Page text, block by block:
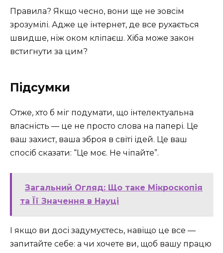
Правила? Якщо чесно, вони ще не зовсім
зрозумілі. Адже це інтернет, де все рухається
швидше, ніж оком кліпаєш. Хіба може закон
встигнути за цим?
Підсумки
Отже, хто б міг подумати, що інтелектуальна
власність — це не просто слова на папері. Це
ваш захист, ваша зброя в світі ідей. Це ваш
спосіб сказати: “Це моє. Не чіпайте”.
Загальний Огляд: Що таке Мікроскопія
та Її Значення в Науці
І якщо ви досі задумуєтесь, навіщо це все —
запитайте себе: а чи хочете ви, щоб вашу працю